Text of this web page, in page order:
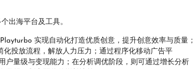
出海平台及工具。
实现自动化打造优质创意，提升创意效率与质量；
投放流程，解放人力压力；通过程序化移动广告平
量级与变现能力；在分析调优阶段，则可通过增长分析